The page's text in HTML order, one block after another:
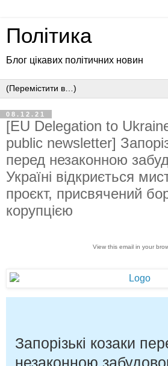
Політика
Блог цікавих політичних новин
08.12.21
[EU Delegation to
public newsletter]
перед незаконною
Україні відкриється
проєкт, присвячений
корупцією
View this email in your
Запорізькі козаки
незаконною